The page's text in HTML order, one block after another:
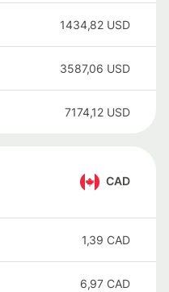
1434,82 USD
3587,06 USD
7174,12 USD
CAD
1,39 CAD
6,97 CAD